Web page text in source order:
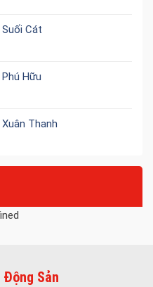
Cát
Hữu
Thanh
Sản